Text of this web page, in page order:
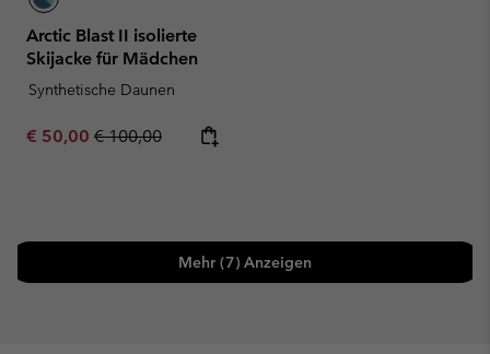
Arctic Blast II isolierte
Skijacke für Mädchen
Synthetische Daunen
Sale price:
€ 50,00 Regular price:
€ 100,00
Mehr (7) Anzeigen